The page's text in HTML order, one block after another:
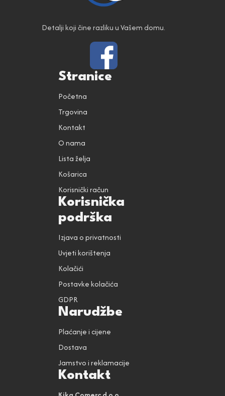
Detalji koji čine razliku u Vašem domu.
Stranice
Početna
Trgovina
Kontakt
O nama
Lista želja
Košarica
Korisnički račun
Korisnička
podrška
Izjava o privatnosti
Uvjeti korištenja
Kolačići
Postavke kolačića
GDPR
Narudžbe
Plaćanje i cijene
Dostava
Jamstvo i reklamacije
Kontakt